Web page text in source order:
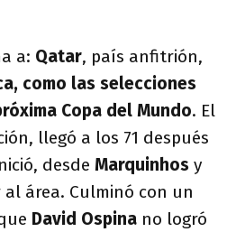
a: Qatar, país anfitrión,
como las selecciones
Copa del Mundo. El
llegó a los 71 después
desde Marquinhos y
área. Culminó con un
David Ospina no logró